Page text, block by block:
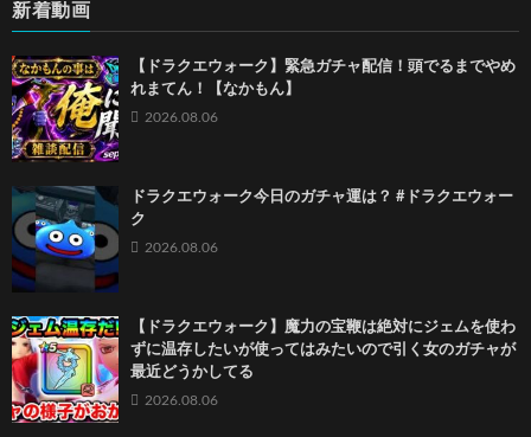
新着動画
【ドラクエウォーク】緊急ガチャ配信！頭でるまでやめ
れまてん！【なかもん】
2026.08.06
ドラクエウォーク今日のガチャ運は？ #ドラクエウォー
ク
2026.08.06
【ドラクエウォーク】魔力の宝鞭は絶対にジェムを使わ
ずに温存したいが使ってはみたいので引く女のガチャが
最近どうかしてる
2026.08.06